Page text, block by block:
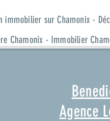
sur Chamonix -
Chamonix - Immobilier
Agence